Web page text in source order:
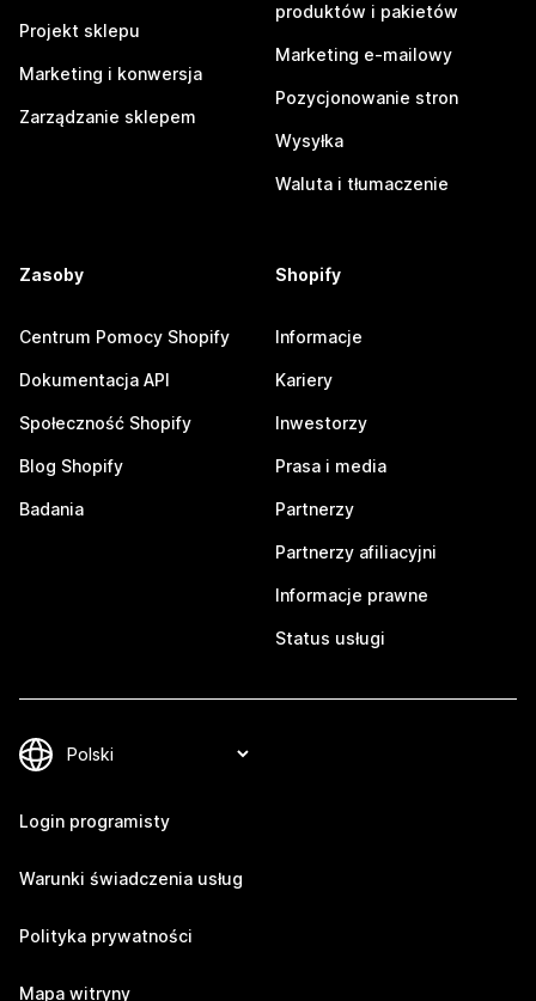
Projekt sklepu
Marketing i konwersja
Zarządzanie sklepem
produktów i pakietów
Marketing e-mailowy
Pozycjonowanie stron
Wysyłka
Waluta i tłumaczenie
Zasoby
Centrum Pomocy Shopify
Dokumentacja API
Społeczność Shopify
Blog Shopify
Badania
Shopify
Informacje
Kariery
Inwestorzy
Prasa i media
Partnerzy
Partnerzy afiliacyjni
Informacje prawne
Status usługi
Login programisty
Warunki świadczenia usług
Polityka prywatności
Mapa witryny